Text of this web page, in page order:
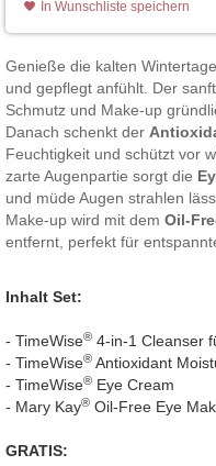
In Wunschliste speichern
Genieße die kalten
und gepflegt anfühlt. Der
Schmutz und Make-up
Danach schenkt der
Feuchtigkeit und schützt vor
zarte Augenpartie sorgt die
und müde Augen strahlen
Make-up wird mit dem Oil-
entfernt, perfekt für
Inhalt Set:
- TimeWise® 4-in-1 Cleanser
- TimeWise® Antioxidant
- TimeWise® Eye Cream
- Mary Kay® Oil-Free Eye
GRATIS: